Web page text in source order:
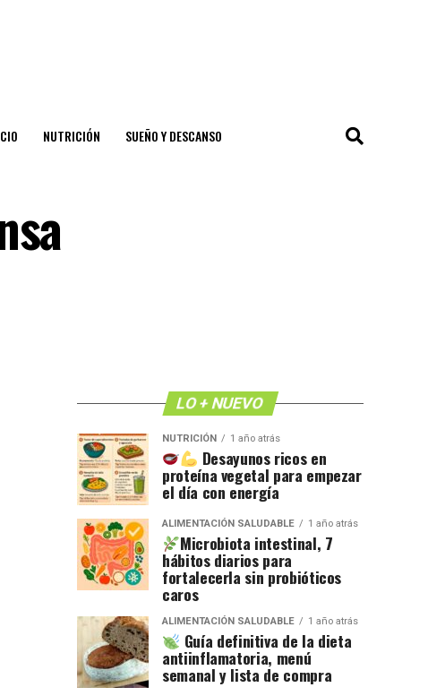
NUTRICIÓN SUEÑO Y DESCANSO
LO + NUEVO
NUTRICIÓN 1 año atrás
Desayunos ricos en
proteína vegetal para empezar
el día con energía
ALIMENTACIÓN SALUDABLE 1 año atrás
Microbiota intestinal, 7
hábitos diarios para
fortalecerla sin probióticos
caros
ALIMENTACIÓN SALUDABLE 1 año atrás
Guía definitiva de la dieta
antiinflamatoria, menú
semanal y lista de compra